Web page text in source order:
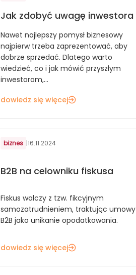
Jak zdobyć uwagę inwestora
Nawet najlepszy pomysł biznesowy
najpierw trzeba zaprezentować, aby
dobrze sprzedać. Dlatego warto
wiedzieć, co i jak mówić przyszłym
inwestorom,...
dowiedz się więcej
biznes |16.11.2024
B2B na celowniku fiskusa
Fiskus walczy z tzw. fikcyjnym
samozatrudnieniem, traktując umowy
B2B jako unikanie opodatkowania.
dowiedz się więcej